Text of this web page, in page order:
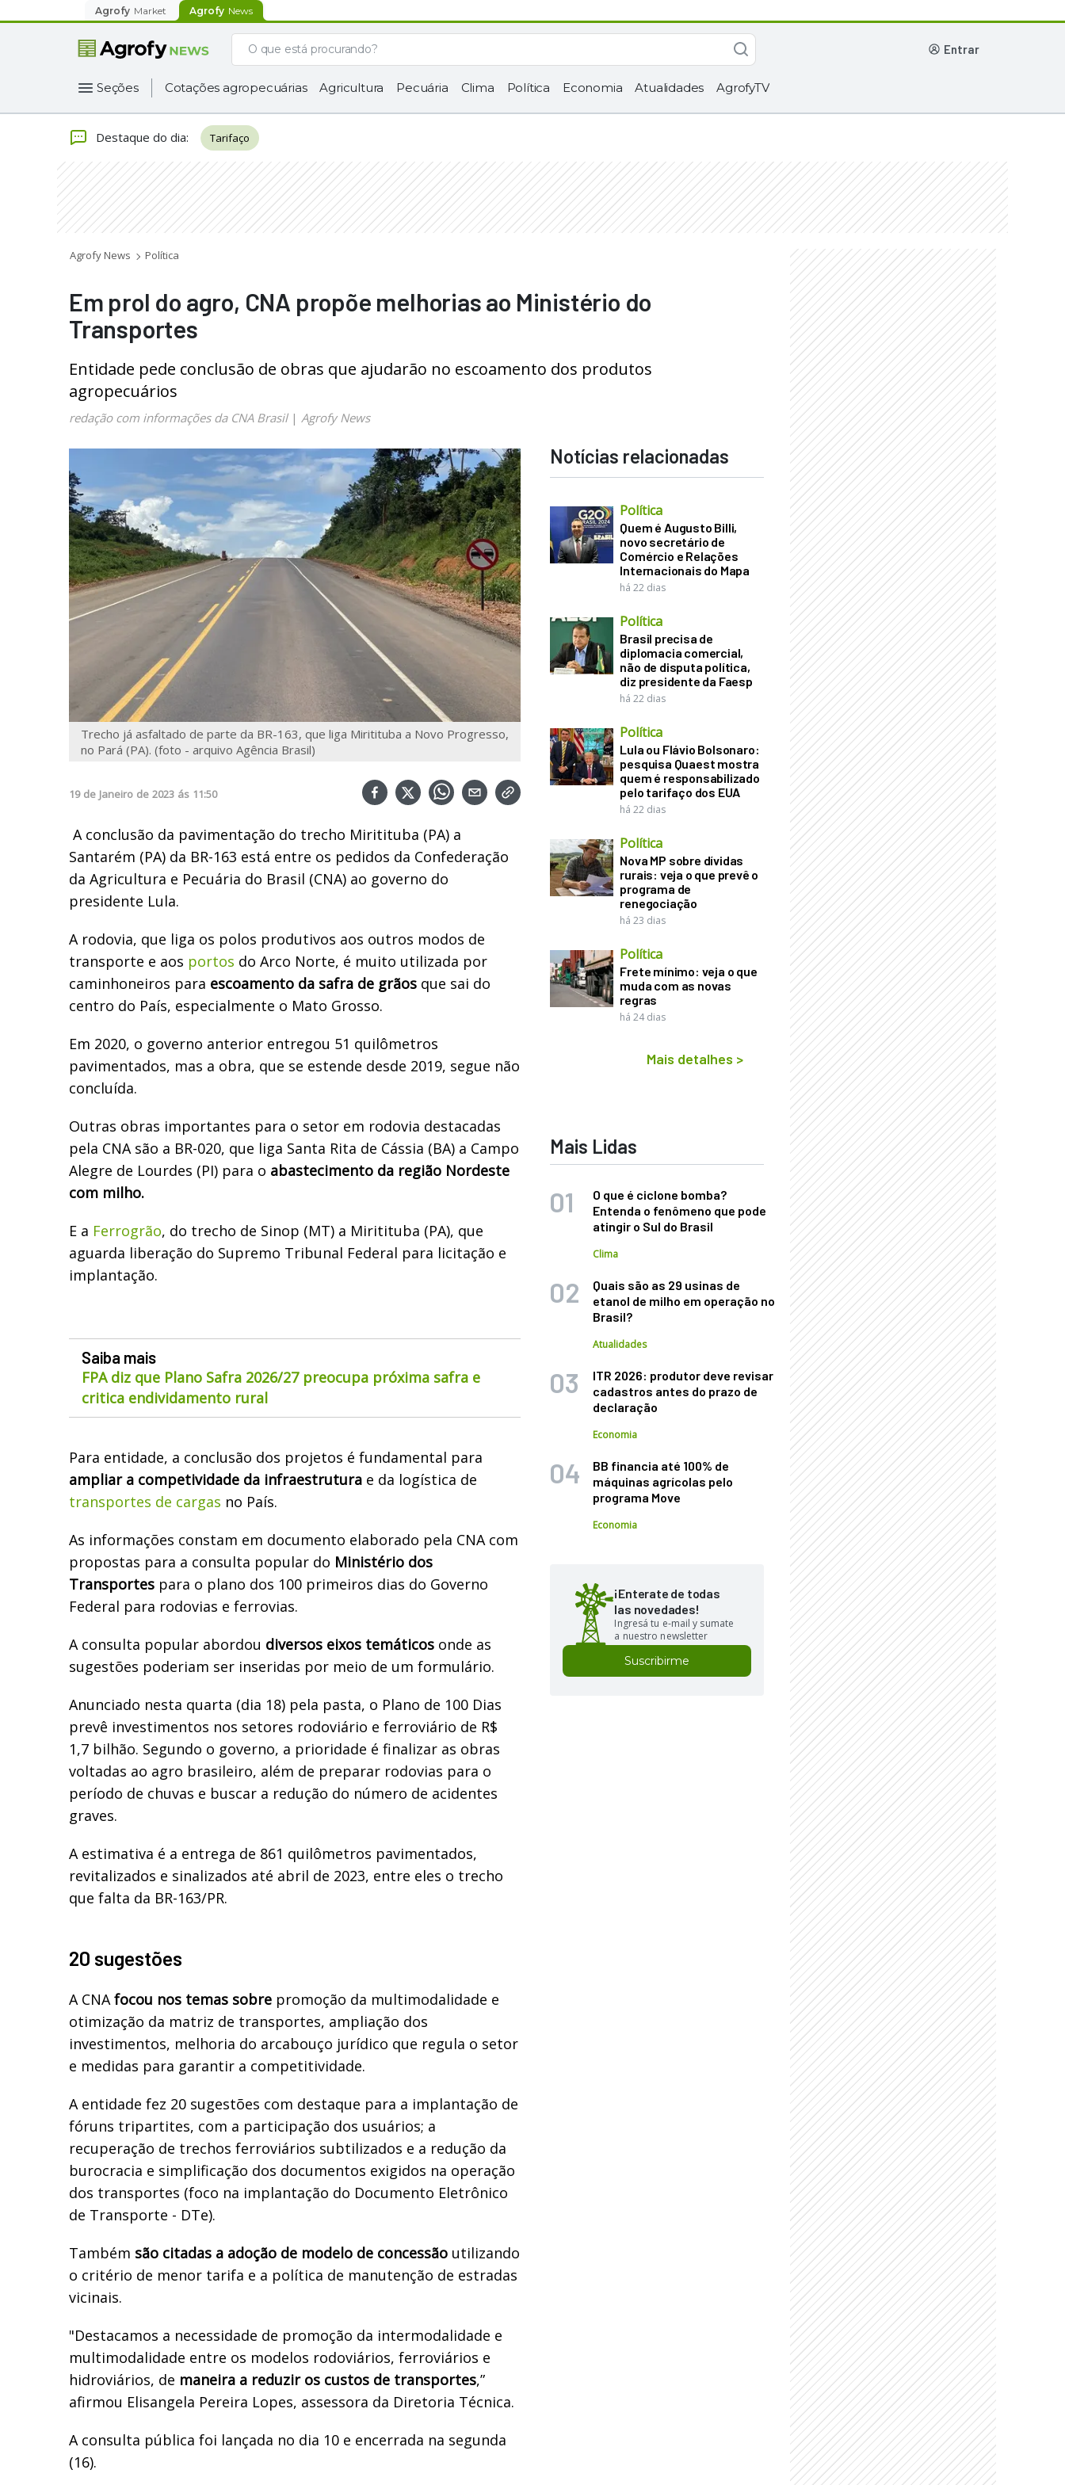
Agrofy Market Agrofy News
entrar
Seções Cotações agropecuárias Agricultura Pecuária Clima Política Economia Atualidades AgrofyTV
Destaque do dia: Tarifaço
Agrofy News Política
Em prol do agro, CNA propõe melhorias ao Ministério do
Transportes
Entidade pede conclusão de obras que ajudarão no escoamento dos produtos
agropecuários
redação com informações da CNA Brasil| Agrofy News
Trecho já asfaltado de parte da BR-163, que liga Miritituba a Novo Progresso,
no Pará (PA). (foto - arquivo Agência Brasil)
19 de Janeiro de 2023 ás 11:50
A conclusão da pavimentação do trecho Miritituba (PA) a
Santarém (PA) da BR-163 está entre os pedidos da Confederação
da Agricultura e Pecuária do Brasil (CNA) ao governo do
presidente Lula.
A rodovia, que liga os polos produtivos aos outros modos de
transporte e aos portos do Arco Norte, é muito utilizada por
caminhoneiros para escoamento da safra de grãos que sai do
centro do País, especialmente o Mato Grosso.
Em 2020, o governo anterior entregou 51 quilômetros
pavimentados, mas a obra, que se estende desde 2019, segue não
concluída.
Outras obras importantes para o setor em rodovia destacadas
pela CNA são a BR-020, que liga Santa Rita de Cássia (BA) a Campo
Alegre de Lourdes (PI) para o abastecimento da região Nordeste
com milho.
E a Ferrogrão, do trecho de Sinop (MT) a Miritituba (PA), que
aguarda liberação do Supremo Tribunal Federal para licitação e
implantação.
Saiba mais
FPA diz que Plano Safra 2026/27 preocupa próxima safra e
critica endividamento rural
Para entidade, a conclusão dos projetos é fundamental para
ampliar a competividade da infraestrutura e da logística de
transportes de cargas no País.
As informações constam em documento elaborado pela CNA com
propostas para a consulta popular do Ministério dos
Transportes para o plano dos 100 primeiros dias do Governo
Federal para rodovias e ferrovias.
A consulta popular abordou diversos eixos temáticos onde as
sugestões poderiam ser inseridas por meio de um formulário.
Anunciado nesta quarta (dia 18) pela pasta, o Plano de 100 Dias
prevê investimentos nos setores rodoviário e ferroviário de R$
1,7 bilhão. Segundo o governo, a prioridade é finalizar as obras
voltadas ao agro brasileiro, além de preparar rodovias para o
período de chuvas e buscar a redução do número de acidentes
graves.
A estimativa é a entrega de 861 quilômetros pavimentados,
revitalizados e sinalizados até abril de 2023, entre eles o trecho
que falta da BR-163/PR.
20 sugestões
A CNA focou nos temas sobre promoção da multimodalidade e
otimização da matriz de transportes, ampliação dos
investimentos, melhoria do arcabouço jurídico que regula o setor
e medidas para garantir a competitividade.
A entidade fez 20 sugestões com destaque para a implantação de
fóruns tripartites, com a participação dos usuários; a
recuperação de trechos ferroviários subtilizados e a redução da
burocracia e simplificação dos documentos exigidos na operação
dos transportes (foco na implantação do Documento Eletrônico
de Transporte - DTe).
Também são citadas a adoção de modelo de concessão utilizando
o critério de menor tarifa e a política de manutenção de estradas
vicinais.
"Destacamos a necessidade de promoção da intermodalidade e
multimodalidade entre os modelos rodoviários, ferroviários e
hidroviários, de maneira a reduzir os custos de transportes,”
afirmou Elisangela Pereira Lopes, assessora da Diretoria Técnica.
A consulta pública foi lançada no dia 10 e encerrada na segunda
(16).
Notícias relacionadas
Política
Quem é Augusto Billi,
novo secretário de
Comércio e Relações
Internacionais do Mapa
há 22 dias
Política
Brasil precisa de
diplomacia comercial,
não de disputa política,
diz presidente da Faesp
há 22 dias
Política
Lula ou Flávio Bolsonaro:
pesquisa Quaest mostra
quem é responsabilizado
pelo tarifaço dos EUA
há 22 dias
Política
Nova MP sobre dívidas
rurais: veja o que prevê o
programa de
renegociação
há 23 dias
Política
Frete mínimo: veja o que
muda com as novas
regras
há 24 dias
Mais detalhes >
Mais Lidas
O que é ciclone bomba?
Entenda o fenômeno que pode
atingir o Sul do Brasil
Clima
Quais são as 29 usinas de
etanol de milho em operação no
Brasil?
Atualidades
ITR 2026: produtor deve revisar
cadastros antes do prazo de
declaração
Economia
BB financia até 100% de
máquinas agrícolas pelo
programa Move
Economia
¡Enterate de todas
las novedades!
Ingresá tu e-mail y sumate
a nuestro newsletter
Suscribirme